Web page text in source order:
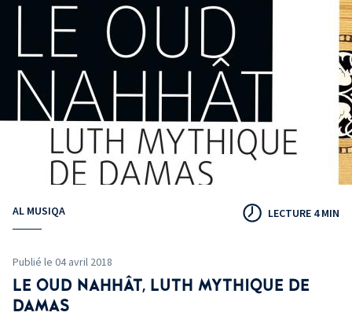
AL MUSIQA LECTURE 4 MIN
Publié le 04 avril 2018
LE OUD NAHHÂT, LUTH MYTHIQUE DE
DAMAS